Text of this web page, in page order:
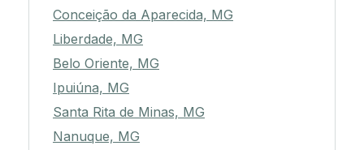
Conceição da Aparecida, MG
Liberdade, MG
Belo Oriente, MG
Ipuiúna, MG
Santa Rita de Minas, MG
Nanuque, MG